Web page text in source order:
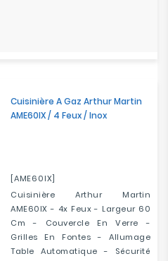
Cuisinière A Gaz Arthur Martin
AME60IX / 4 Feux / Inox
[AME60IX]
Cuisinière Arthur Martin
AME60IX - 4x Feux - Largeur 60
Cm - Couvercle En Verre -
Grilles En Fontes - Allumage
Table Automatique - Sécurité